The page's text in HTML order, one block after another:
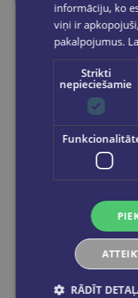
informāciju, ko
viņi ir
pakalpojumus.
Strikti
nepieciešamie
RĀDĪT